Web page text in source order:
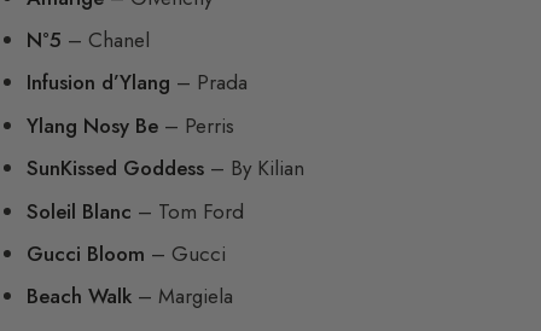
N°5 – Chanel
Infusion d’Ylang – Prada
Ylang Nosy Be – Perris
SunKissed Goddess – By Kilian
Soleil Blanc – Tom Ford
Gucci Bloom – Gucci
Beach Walk – Margiela